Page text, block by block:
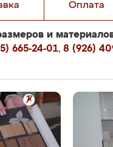
Оплата
и
665-24-01, 8 (926)